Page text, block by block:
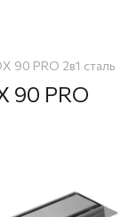
90 PRO 2в1 сталь
90 PRO